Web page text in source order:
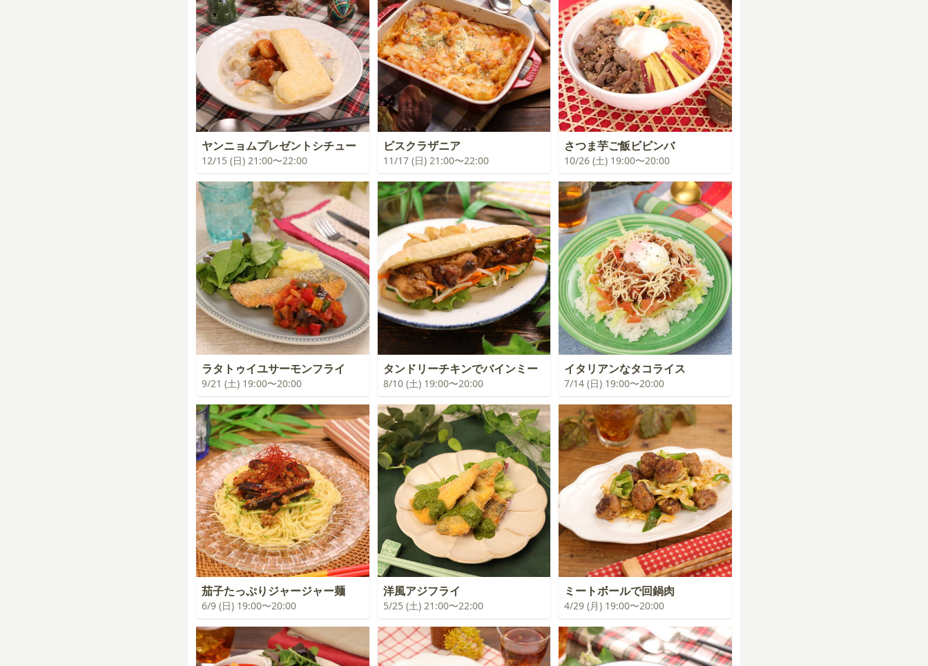
ヤンニョムプレゼントシチュー
12/15 (日) 21:00〜22:00
ビスクラザニア
11/17 (日) 21:00〜22:00
さつま芋ご飯ビビンバ
10/26 (土) 19:00〜20:00
ラタトゥイユサーモンフライ
9/21 (土) 19:00〜20:00
タンドリーチキンでバインミー
8/10 (土) 19:00〜20:00
イタリアンなタコライス
7/14 (日) 19:00〜20:00
茄子たっぷりジャージャー麺
6/9 (日) 19:00〜20:00
洋風アジフライ
5/25 (土) 21:00〜22:00
ミートボールで回鍋肉
4/29 (月) 19:00〜20:00